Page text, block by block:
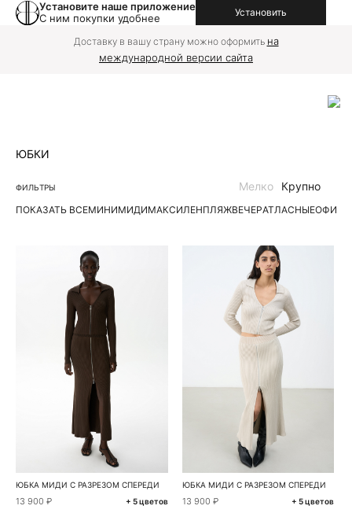
Установите наше приложение
С ним покупки удобнее
Установить
Доставку в вашу страну можно оформить на
международной версии сайта
ЮБКИ
ФИЛЬТРЫ
ПОКАЗАТЬ ВСЕМИНИМИДИМАКСИЛЕНПЛЯЖВЕЧЕРАТЛАСНЫЕОФИС
Мелко Крупно
ЮБКА МИДИ С РАЗРЕЗОМ СПЕРЕДИ
13 900 ₽ + 5 цветов
ЮБКА МИДИ С РАЗРЕЗОМ СПЕРЕДИ
13 900 ₽ + 5 цветов